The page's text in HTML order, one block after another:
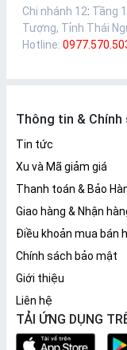
Chi nhánh 12: Tầng
Tượng, Tỉnh Thái
Hotline:
Thông tin & Chính
Tin tức
Xu và Mã giảm giá
Thanh toán & Bảo
Giao hàng & Nhận
Điều khoản mua bán
Chính sách bảo mật
Giới thiệu
Liên hệ
TẢI ỨNG DỤNG